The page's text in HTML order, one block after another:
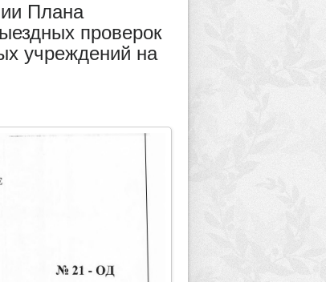
Плана
проверок
учреждений на